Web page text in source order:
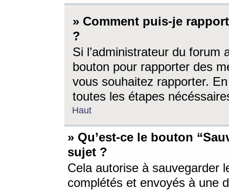
» Comment puis-je
?
Si l’administrateur du forum
bouton pour rapporter des
vous souhaitez rapporter.
toutes les étapes
Haut
» Qu’est-ce le bouton
sujet ?
Cela autorise à sauvegarder
complétés et envoyés à une